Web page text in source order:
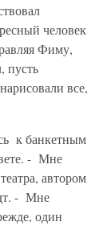
человек
Фиму,
пусть
все,
к банкетным
- Мне
автором
- Мне
один